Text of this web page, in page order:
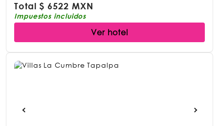
Total$ 6522 MXN
Impuestos incluidos
Ver hotel